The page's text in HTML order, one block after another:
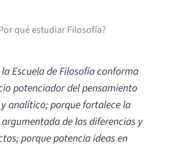
qué estudiar Filosofía?
la Escuela de Filosofía conforma
potenciador del pensamiento
analítico; porque fortalece la
de las diferencias y
porque potencia ideas en